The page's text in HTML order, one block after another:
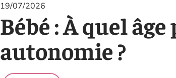
19/07/2026
Bébé : À quel
autonomie ?